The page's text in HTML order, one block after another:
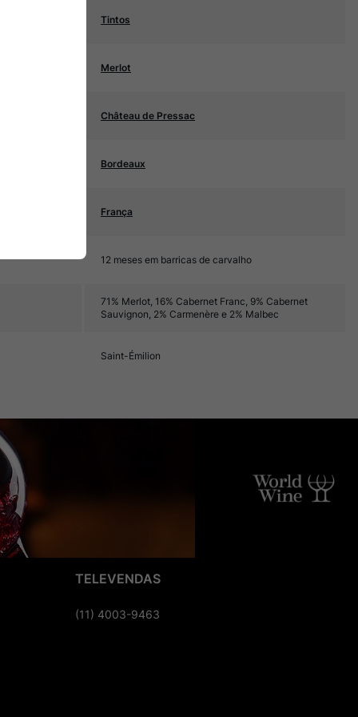
Tintos
Merlot
Château de Pressac
Bordeaux
França
12 meses em barricas de carvalho
71% Merlot, 16% Cabernet Franc, 9% Cabernet
Sauvignon, 2% Carmenère e 2% Malbec
Saint-Émilion
TELEVENDAS
(11) 4003-9463